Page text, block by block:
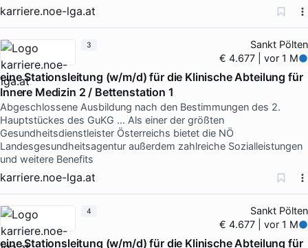
karriere.noe-lga.at
Sankt Pölten
€ 4.677 | vor 1 M
eine Stationsleitung (w/m/d) für die Klinische Abteilung für
Innere Medizin 2 / Bettenstation 1
Abgeschlossene Ausbildung nach den Bestimmungen des 2.
Hauptstückes des GuKG … Als einer der größten
Gesundheitsdienstleister Österreichs bietet die NÖ
Landesgesundheitsagentur außerdem zahlreiche Sozialleistungen
und weitere Benefits
karriere.noe-lga.at
3
Sankt Pölten
€ 4.677 | vor 1 M
eine Stationsleitung (w/m/d) für die Klinische Abteilung für
4